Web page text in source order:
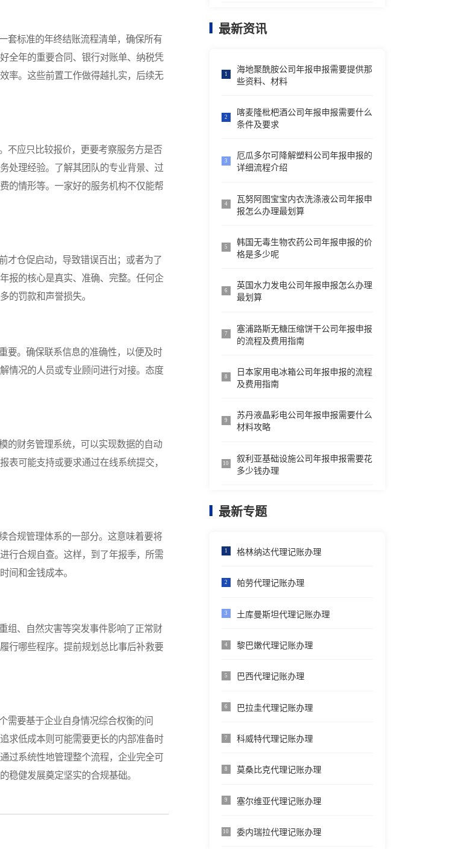
标准的年终结账流程清单，确保所有
全年的重要合同、银行对账单、纳税凭
率。这些前置工作做得越扎实，后续无
应只比较报价，更要考察服务方是否
处理经验。了解其团队的专业背景、过
的情形等。一家好的服务机构不仅能帮
仓促启动，导致错误百出；或者为了
报的核心是真实、准确、完整。任何企
的罚款和声誉损失。
。确保联系信息的准确性，以便及时
情况的人员或专业顾问进行对接。态度
财务管理系统，可以实现数据的自动
表可能支持或要求通过在线系统提交，
规管理体系的一部分。这意味着要将
行合规自查。这样，到了年报季，所需
间和金钱成本。
、自然灾害等突发事件影响了正常财
行哪些程序。提前规划总比事后补救要
要基于企业自身情况综合权衡的问
求低成本则可能需要更长的内部准备时
过系统性地管理整个流程，企业完全可
稳健发展奠定坚实的合规基础。
最新资讯
1
海地聚酰胺公司年报申报需要提供那
些资料、材料
2
喀麦隆枇杷酒公司年报申报需要什么
条件及要求
3
厄瓜多尔可降解塑料公司年报申报的
详细流程介绍
4
瓦努阿图宝宝内衣洗涤液公司年报申
报怎么办理最划算
5
韩国无毒生物农药公司年报申报的价
格是多少呢
6
英国水力发电公司年报申报怎么办理
最划算
7
塞浦路斯无糖压缩饼干公司年报申报
的流程及费用指南
8
日本家用电冰箱公司年报申报的流程
及费用指南
9
苏丹液晶彩电公司年报申报需要什么
材料攻略
10
叙利亚基础设施公司年报申报需要花
多少钱办理
最新专题
1 格林纳达代理记账办理
2 帕劳代理记账办理
3 土库曼斯坦代理记账办理
4 黎巴嫩代理记账办理
5 巴西代理记账办理
6 巴拉圭代理记账办理
7 科威特代理记账办理
8 莫桑比克代理记账办理
9 塞尔维亚代理记账办理
10 委内瑞拉代理记账办理